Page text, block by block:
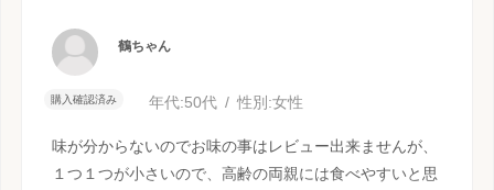
鶴ちゃん
購入確認済み 年代:50代 性別:女性
味が分からないのでお味の事はレビュー出来ませんが、
１つ１つが小さいので、高齢の両親には食べやすいと思